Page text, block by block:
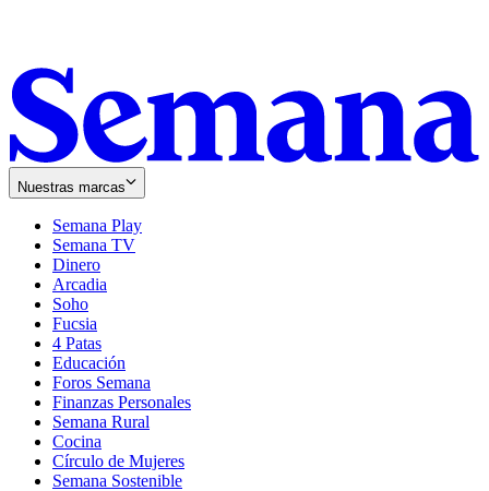
Nuestras marcas
Semana Play
Semana TV
Dinero
Arcadia
Soho
in
new
window
Fucsia
in
new
window
4 Patas
Educación
Foros Semana
Finanzas Personales
Semana Rural
Cocina
Círculo de Mujeres
Semana Sostenible